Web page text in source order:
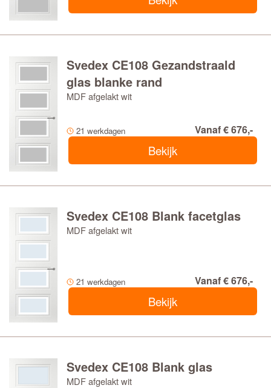
Svedex CE108 Gezandstraald
glas blanke rand
MDF afgelakt wit
21 werkdagen Vanaf € 676,-
Bekijk
Svedex CE108 Blank facetglas
MDF afgelakt wit
21 werkdagen Vanaf € 676,-
Bekijk
Svedex CE108 Blank glas
MDF afgelakt wit